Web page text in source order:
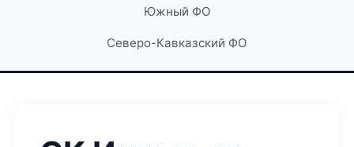
Южный ФО
Северо-Кавказский ФО